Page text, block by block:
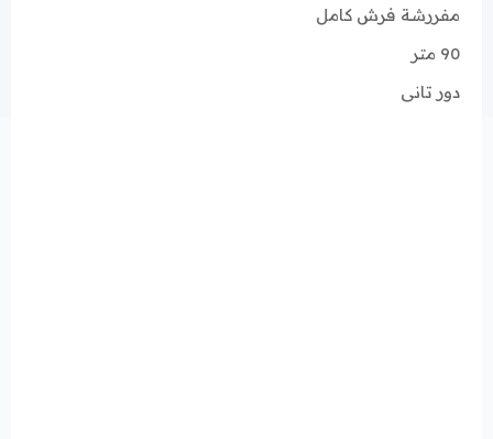
مفررشة فرش كامل
90 متر
دور تانى